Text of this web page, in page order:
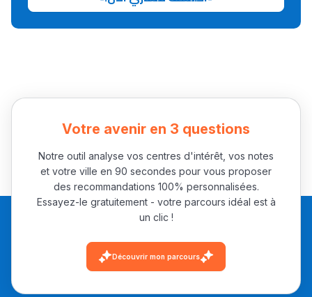
Collège au Maroc
Interviews/Vidéos
+ de 89 Interviews/Vidéos
Votre avenir en 3 questions
Notre outil analyse vos centres d'intérêt, vos notes
et votre ville en 90 secondes pour vous proposer
des recommandations 100% personnalisées.
Essayez-le gratuitement - votre parcours idéal est à
un clic !
Découvrir mon parcours